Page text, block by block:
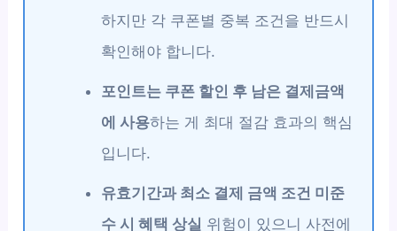
하지만 각 쿠폰별 중복 조건을 반드시
확인해야 합니다.
포인트는 쿠폰 할인 후 남은 결제금액
에 사용하는 게 최대 절감 효과의 핵심
입니다.
유효기간과 최소 결제 금액 조건 미준
수 시 혜택 상실 위험이 있으니 사전에